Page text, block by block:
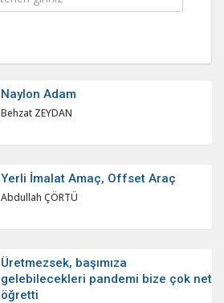
Naylon Adam
Behzat ZEYDAN
Yerli İmalat Amaç, Offset Araç
Abdullah ÇÖRTÜ
Üretmezsek, başımıza
gelebilecekleri pandemi bize çok net
öğretti